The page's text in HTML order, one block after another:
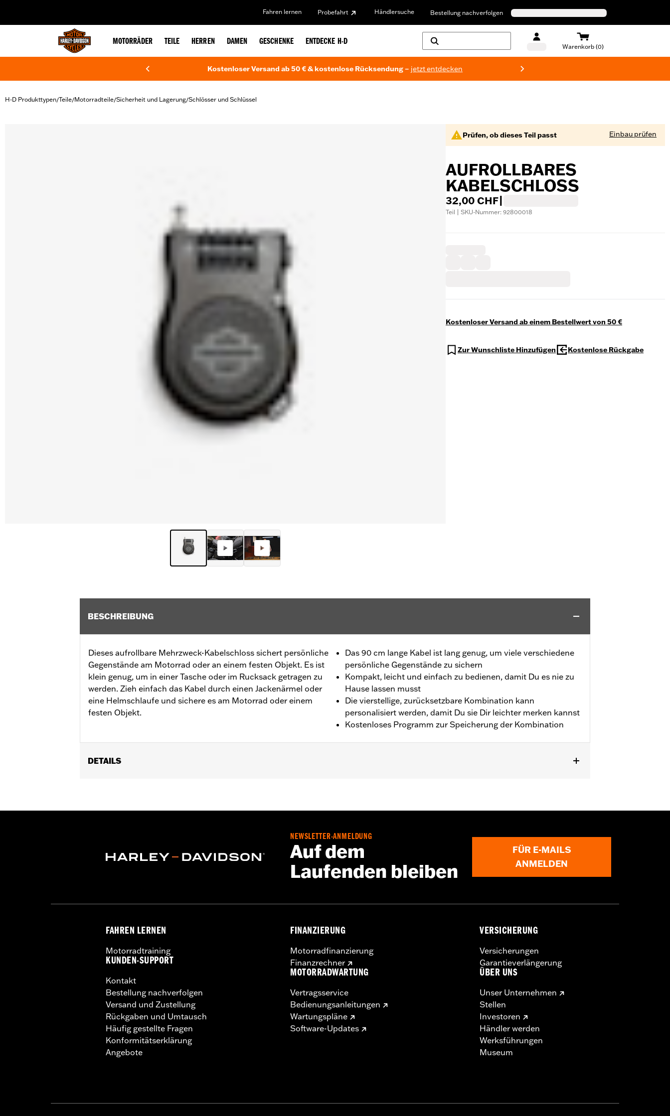
Fahren lernen Probefahrt Händlersuche Bestellung nachverfolgen
MOTORRÄDER TEILE HERREN DAMEN GESCHENKE ENTDECKE H-D
Warenkorb (0)
Kostenloser Versand ab 50 € & kostenlose Rücksendung – jetzt entdecken
H-D Produkttypen/Teile/Motorradteile/Sicherheit und Lagerung/Schlösser und Schlüssel
Prüfen, ob dieses Teil passt Einbau prüfen
AUFROLLBARES
KABELSCHLOSS
32,00 CHF
Teil | SKU-Nummer: 92800018
Kostenloser Versand ab einem Bestellwert von 50 €
Zur Wunschliste Hinzufügen Kostenlose Rückgabe
BESCHREIBUNG
Dieses aufrollbare Mehrzweck-Kabelschloss sichert persönliche
Gegenstände am Motorrad oder an einem festen Objekt. Es ist
klein genug, um in einer Tasche oder im Rucksack getragen zu
werden. Zieh einfach das Kabel durch einen Jackenärmel oder
eine Helmschlaufe und sichere es am Motorrad oder einem
festen Objekt.
Das 90 cm lange Kabel ist lang genug, um viele verschiedene
persönliche Gegenstände zu sichern
Kompakt, leicht und einfach zu bedienen, damit Du es nie zu
Hause lassen musst
Die vierstellige, zurücksetzbare Kombination kann
personalisiert werden, damit Du sie Dir leichter merken kannst
Kostenloses Programm zur Speicherung der Kombination
DETAILS
In Einheiten erhältlich:Jeweils
Kostenloses Programm zur Speicherung der Kombination.
Vor dem Betrieb des Motorrads das Schloss entfernen. Wenn das Schloss nicht entfernt wird, kann dies zu schweren oder
tödlichen Verletzungen führen.
NEWSLETTER-ANMELDUNG
Auf dem
Laufenden bleiben
FÜR E-MAILS
ANMELDEN
FAHREN LERNEN
Motorradtraining
KUNDEN-SUPPORT
Kontakt
Bestellung nachverfolgen
Versand und Zustellung
Rückgaben und Umtausch
Häufig gestellte Fragen
Konformitätserklärung
Angebote
FINANZIERUNG
Motorradfinanzierung
Finanzrechner
MOTORRADWARTUNG
Vertragsservice
Bedienungsanleitungen
Wartungspläne
Software-Updates
VERSICHERUNG
Versicherungen
Garantieverlängerung
ÜBER UNS
Unser Unternehmen
Stellen
Investoren
Händler werden
Werksführungen
Museum